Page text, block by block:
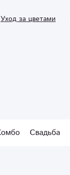
Уход за цветами
Свадьба